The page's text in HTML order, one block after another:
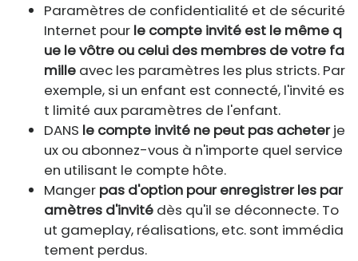
Paramètres de confidentialité et de sécurité
Internet pour le compte invité est le même q
ue le vôtre ou celui des membres de votre fa
mille avec les paramètres les plus stricts. Par
exemple, si un enfant est connecté, l'invité es
t limité aux paramètres de l'enfant.
DANS le compte invité ne peut pas acheterje
ux ou abonnez-vous à n'importe quel service
en utilisant le compte hôte.
Manger pas d'option pour enregistrer les par
amètres d'invité dès qu'il se déconnecte. To
ut gameplay, réalisations, etc. sont immédia
tement perdus.